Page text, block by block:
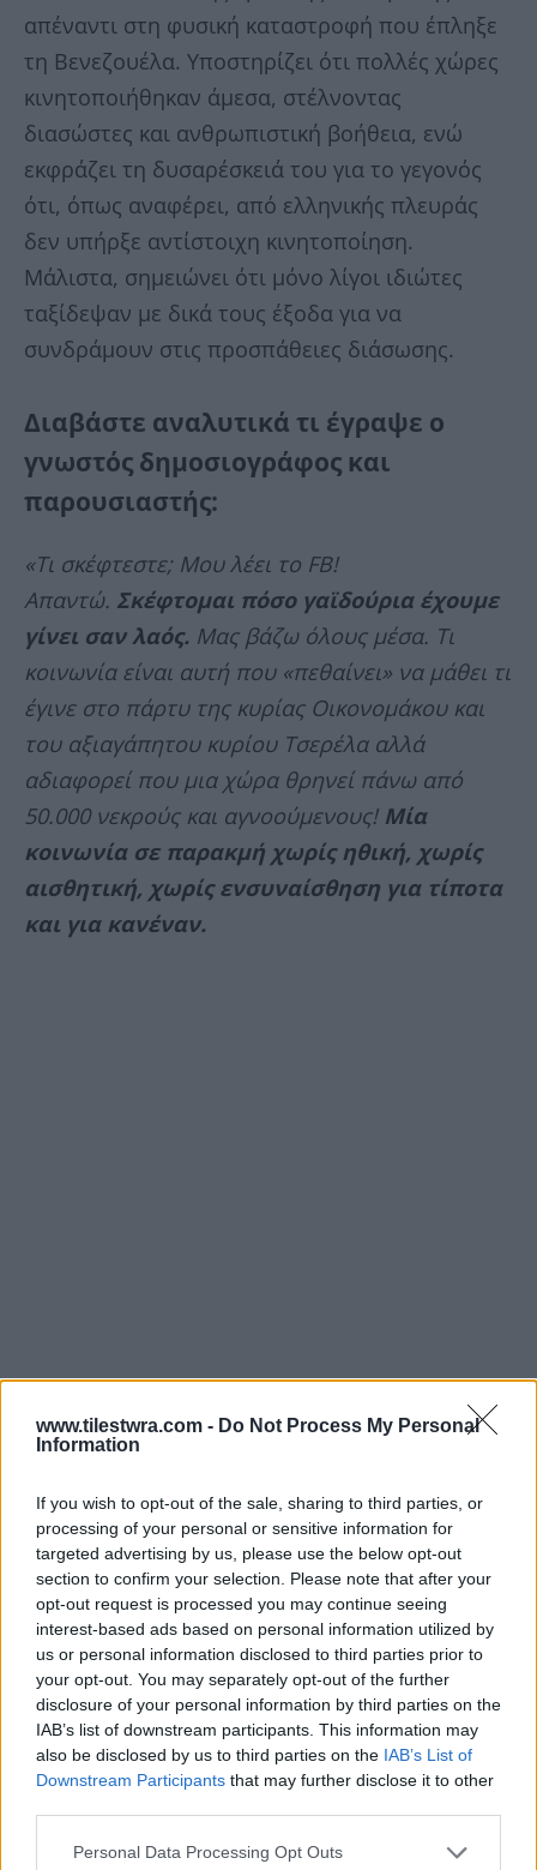
www.tilestwra.com - Do Not Process My Personal
Information
If you wish to opt-out of the sale, sharing to third parties, or
processing of your personal or sensitive information for
targeted advertising by us, please use the below opt-out
section to confirm your selection. Please note that after your
opt-out request is processed you may continue seeing
interest-based ads based on personal information utilized by
us or personal information disclosed to third parties prior to
your opt-out. You may separately opt-out of the further
disclosure of your personal information by third parties on the
IAB’s list of downstream participants. This information may
also be disclosed by us to third parties on the IAB’s List of
Downstream Participants that may further disclose it to other
Personal Data Processing Opt Outs
απέναντι στη φυσική καταστροφή που έπληξε
τη Βενεζουέλα. Υποστηρίζει ότι πολλές χώρες
κινητοποιήθηκαν άμεσα, στέλνοντας
διασώστες και ανθρωπιστική βοήθεια, ενώ
εκφράζει τη δυσαρέσκειά του για το γεγονός
ότι, όπως αναφέρει, από ελληνικής πλευράς
δεν υπήρξε αντίστοιχη κινητοποίηση.
Μάλιστα, σημειώνει ότι μόνο λίγοι ιδιώτες
ταξίδεψαν με δικά τους έξοδα για να
συνδράμουν στις προσπάθειες διάσωσης.
Διαβάστε αναλυτικά τι έγραψε ο
γνωστός δημοσιογράφος και
παρουσιαστής:
«Τι σκέφτεστε; Μου λέει το FB!
Απαντώ. Σκέφτομαι πόσο γαϊδούρια έχουμε
γίνει σαν λαός. Μας βάζω όλους μέσα. Τι
κοινωνία είναι αυτή που «πεθαίνει» να μάθει τι
έγινε στο πάρτυ της κυρίας Οικονομάκου και
του αξιαγάπητου κυρίου Τσερέλα αλλά
αδιαφορεί που μια χώρα θρηνεί πάνω από
50.000 νεκρούς και αγνοούμενους!Μία
κοινωνία σε παρακμή χωρίς ηθική, χωρίς
αισθητική, χωρίς ενσυναίσθηση για τίποτα
και για κανέναν.
Να εξηγηθώ. Παντρεύτηκαν οι διάσημοι
Οικονομάκου και Τσερέλα και κάλεσαν στο
πάρτυ τους επίσης διάσημους φίλους τους.
Έκαναν τον γάμο τους οι άνθρωποι σε
ζωντανή σύνδεση με το πανελλήνιο μέσα
από τα πάντα πρόθυμα ΜΜΕ.Μπράβο τους.
Να θυμίσω πως ηκυρία Οικονομάκου είχε
κάνει άλλον έναν γάμο με τον ίδιο ακριβώς
τρόπο. Άραη κοπέλα είχε κάνει την πρόβα
της, για το πως θα καταπλήξει το πλήθος